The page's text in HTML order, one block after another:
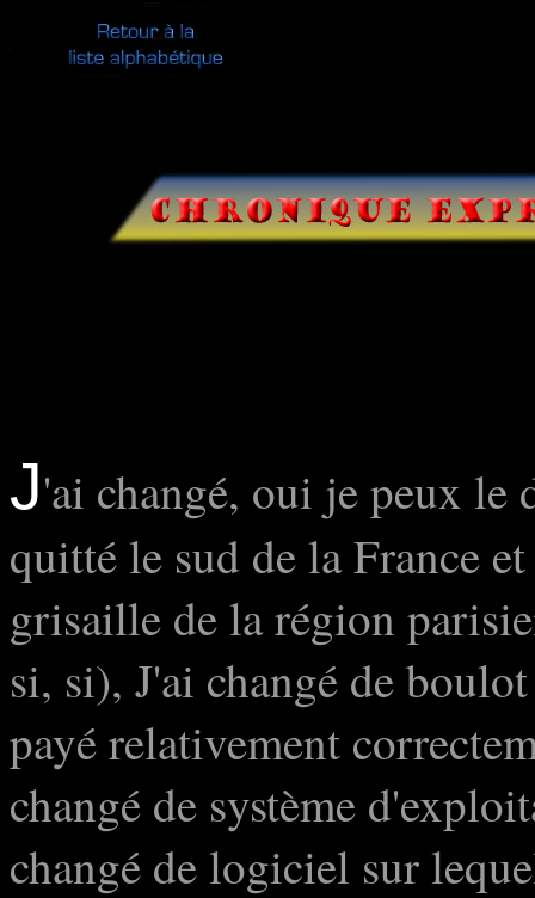
J'ai changé, oui je peux
quitté le sud de la France
grisaille de la région
si, si), J'ai changé de
payé relativement
changé de système
changé de logiciel sur